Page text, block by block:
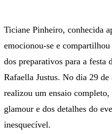
Ticiane Pinheiro, conhecida
emocionou-se e
dos preparativos para a festa
Rafaella Justus. No dia 29
realizou um ensaio
glamour e dos detalhes do
inesquecível.